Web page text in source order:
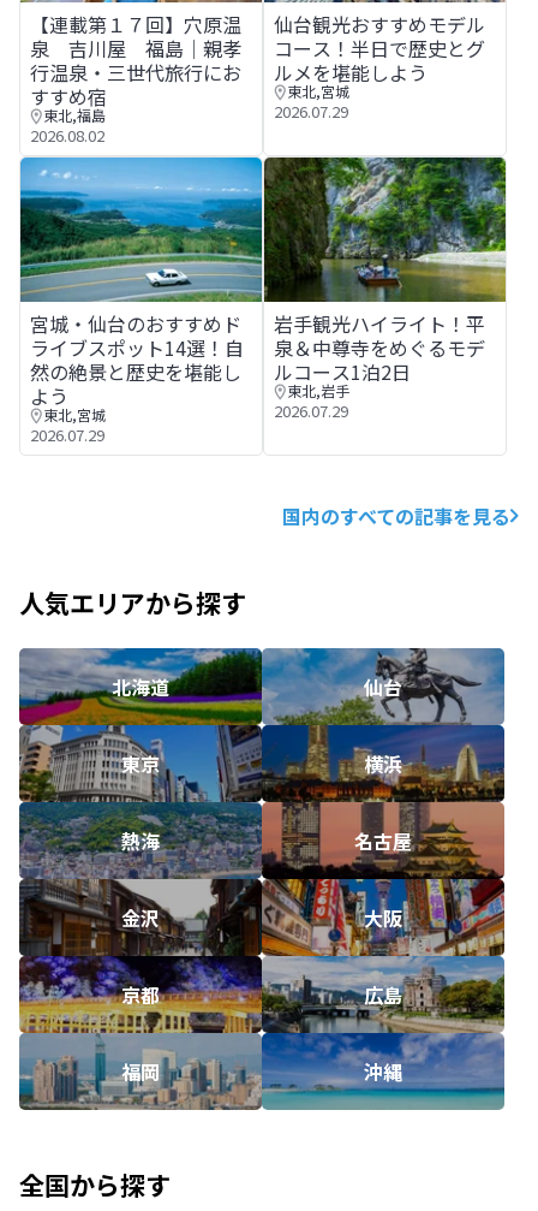
【連載第１７回】穴原温泉 吉川屋 福島│親孝行温泉・
【連載第１７回】穴原温
泉 吉川屋 福島│親孝
行温泉・三世代旅行にお
すすめ宿
東北,福島
2026.08.02
仙台観光おすすめモデルコー
仙台観光おすすめモデル
コース！半日で歴史とグ
ルメを堪能しよう
東北,宮城
2026.07.29
宮城・仙台のおすすめドライブスポット14選！自然の絶景
宮城・仙台のおすすめド
ライブスポット14選！自
然の絶景と歴史を堪能し
よう
東北,宮城
2026.07.29
岩手観光ハイライト！平泉＆
岩手観光ハイライト！平
泉＆中尊寺をめぐるモデ
ルコース1泊2日
東北,岩手
2026.07.29
国内のすべての記事を見る
人気エリアから探す
北海道 仙台
東京 横浜
熱海 名古屋
金沢 大阪
京都 広島
福岡 沖縄
全国から探す